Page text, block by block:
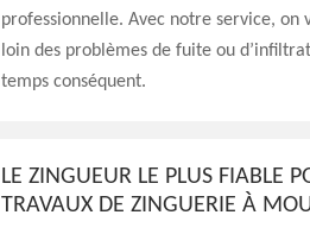
professionnelle. Avec notre service,
loin des problèmes de fuite ou
temps conséquent.
LE ZINGUEUR LE PLUS FIABLE
TRAVAUX DE ZINGUERIE À